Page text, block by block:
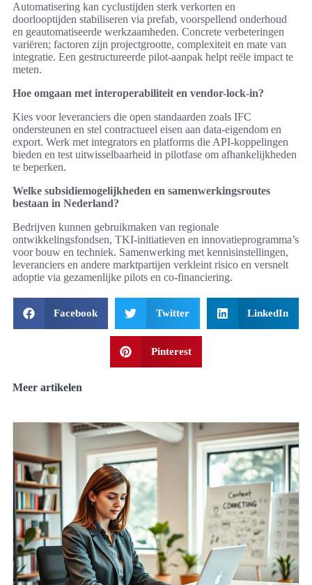
Automatisering kan cyclustijden sterk verkorten en
doorlooptijden stabiliseren via prefab, voorspellend onderhoud
en geautomatiseerde werkzaamheden. Concrete verbeteringen
variëren; factoren zijn projectgrootte, complexiteit en mate van
integratie. Een gestructureerde pilot-aanpak helpt reële impact te
meten.
Hoe omgaan met interoperabiliteit en vendor-lock-in?
Kies voor leveranciers die open standaarden zoals IFC
ondersteunen en stel contractueel eisen aan data-eigendom en
export. Werk met integrators en platforms die API-koppelingen
bieden en test uitwisselbaarheid in pilotfase om afhankelijkheden
te beperken.
Welke subsidiemogelijkheden en samenwerkingsroutes
bestaan in Nederland?
Bedrijven kunnen gebruikmaken van regionale
ontwikkelingsfondsen, TKI-initiatieven en innovatieprogramma’s
voor bouw en techniek. Samenwerking met kennisinstellingen,
leveranciers en andere marktpartijen verkleint risico en versnelt
adoptie via gezamenlijke pilots en co-financiering.
Facebook Twitter LinkedIn
Pinterest
Meer artikelen